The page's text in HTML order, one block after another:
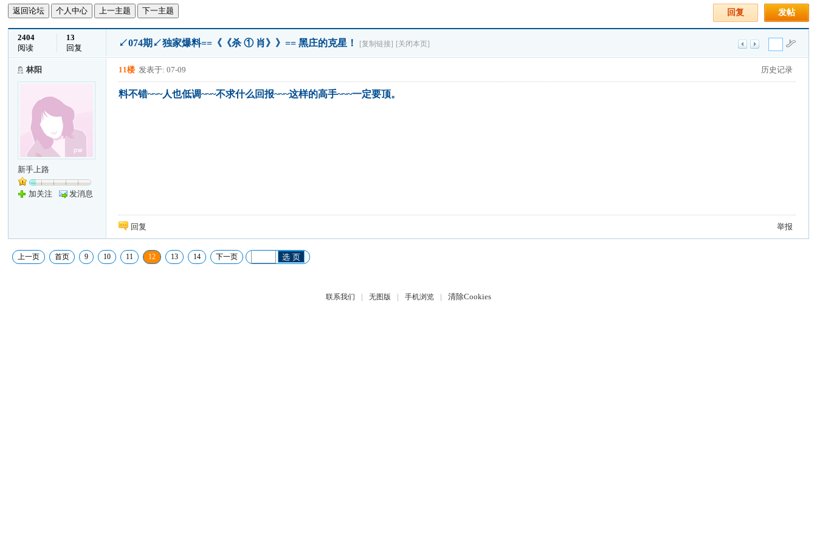
返回论坛 个人中心 上一主题 下一主题 发帖
回复
2404
阅读
13
回复
↙074期↙独家爆料==《《杀 ① 肖》》== 黑庄的克星！ [复制链接] [关闭本页]
林阳
新手上路
加关注 发消息
历史记录
11楼 发表于: 07-09
料不错~~~人也低调~~~不求什么回报~~~这样的高手~~~一定要顶。
回复 举报
上一页 首页 9 10 11 12 13 14 下一页 选 页
联系我们 | 无图版 | 手机浏览 | 清除Cookies